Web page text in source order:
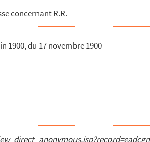
concernant R.R.
1900, du 17 novembre 1900